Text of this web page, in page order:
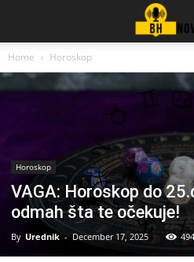
Home Horoskop
Horoskop
VAGA: Horoskop do
odmah šta te očekuje!
By Urednik - December 17, 2025 494